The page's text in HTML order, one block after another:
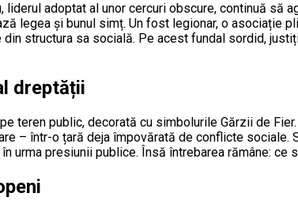
adoptat al unor cercuri obscure, continuă
legea și bunul simț. Un fost legionar, o asociație
structura sa socială. Pe acest fundal sordid,
dreptății
teren public, decorată cu simbolurile Gărzii de
– într-o țară deja împovărată de conflicte
urma presiunii publice. Însă întrebarea rămâne: